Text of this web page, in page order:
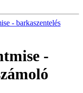
- barkaszentelés
-